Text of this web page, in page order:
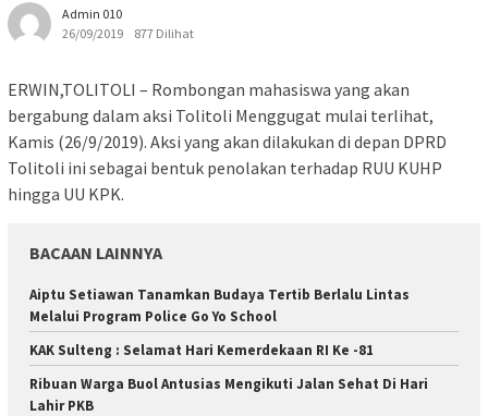
Admin 010
26/09/2019
877 Dilihat
ERWIN,TOLITOLI – Rombongan mahasiswa yang akan
bergabung dalam aksi Tolitoli Menggugat mulai terlihat,
Kamis (26/9/2019). Aksi yang akan dilakukan di depan DPRD
Tolitoli ini sebagai bentuk penolakan terhadap RUU KUHP
hingga UU KPK.
BACAAN LAINNYA
Aiptu Setiawan Tanamkan Budaya Tertib Berlalu Lintas
Melalui Program Police Go Yo School
KAK Sulteng : Selamat Hari Kemerdekaan RI Ke -81
Ribuan Warga Buol Antusias Mengikuti Jalan Sehat Di Hari
Lahir PKB